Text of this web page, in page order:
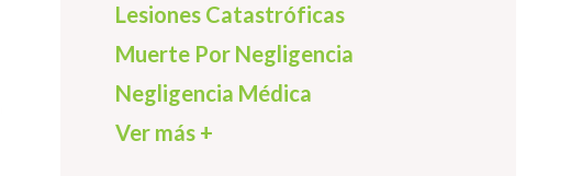
Lesiones Catastróficas
Muerte Por Negligencia
Negligencia Médica
Ver más +